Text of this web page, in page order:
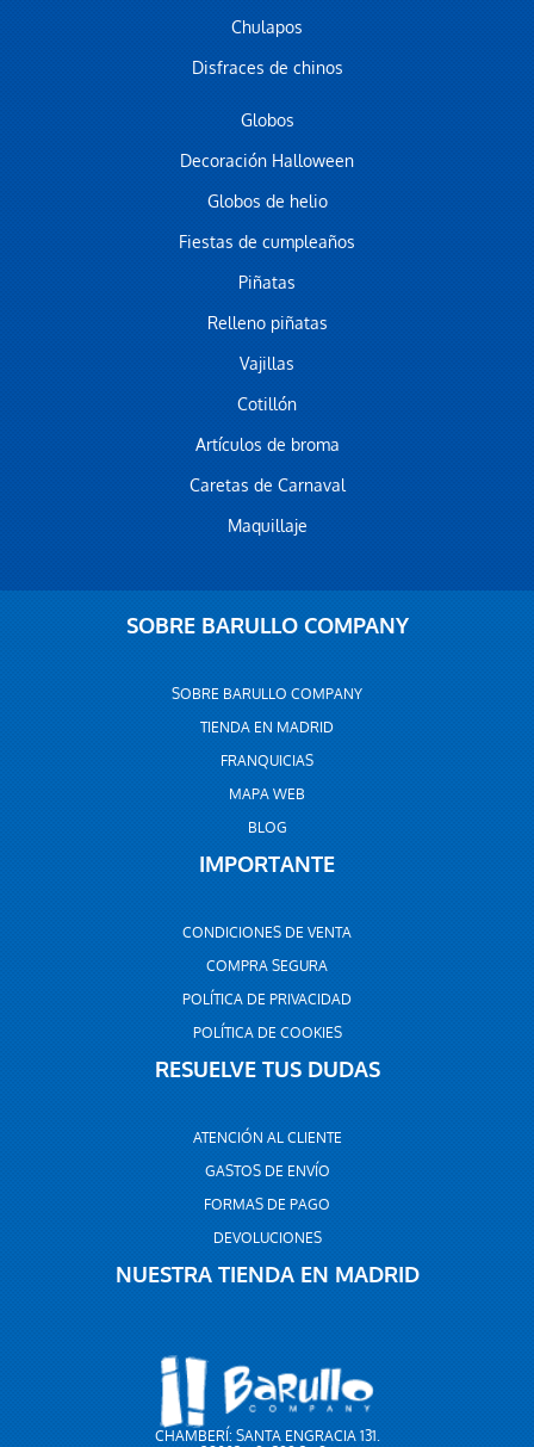
Chulapos
Disfraces de chinos
Globos
Decoración Halloween
Globos de helio
Fiestas de cumpleaños
Piñatas
Relleno piñatas
Vajillas
Cotillón
Artículos de broma
Caretas de Carnaval
Maquillaje
SOBRE BARULLO COMPANY
SOBRE BARULLO COMPANY
TIENDA EN MADRID
FRANQUICIAS
MAPA WEB
BLOG
IMPORTANTE
CONDICIONES DE VENTA
COMPRA SEGURA
POLÍTICA DE PRIVACIDAD
POLÍTICA DE COOKIES
RESUELVE TUS DUDAS
ATENCIÓN AL CLIENTE
GASTOS DE ENVÍO
FORMAS DE PAGO
DEVOLUCIONES
NUESTRA TIENDA EN MADRID
CHAMBERÍ: SANTA ENGRACIA 131.